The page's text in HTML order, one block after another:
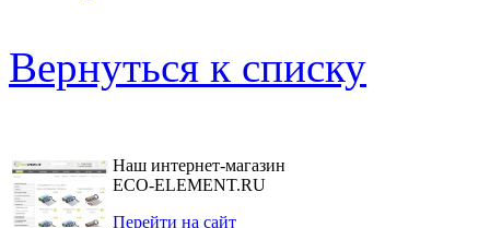
Вернуться к списку
Наш интернет-магазин
ECO-ELEMENT.RU
Перейти на сайт